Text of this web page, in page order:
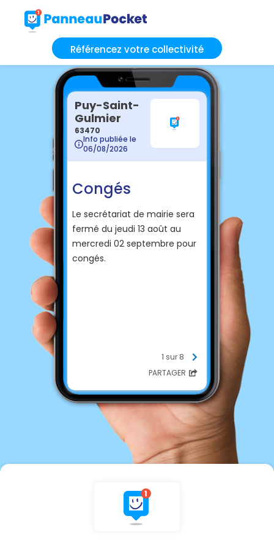
Référencez votre collectivité
Puy-Saint-
Gulmier
63470
Info publiée le
06/08/2026
Congés
Le secrétariat de mairie sera
fermé du jeudi 13 août au
mercredi 02 septembre pour
congés.
1 sur 8
PARTAGER